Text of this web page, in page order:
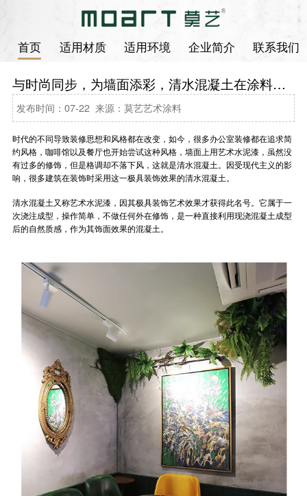
首页 适用材质 适用环境 企业简介 联系我们
与时尚同步，为墙面添彩，清水混凝土在涂料界声名远扬
发布时间：07-22 来源：莫艺艺术涂料
时代的不同导致装修思想和风格都在改变，如今，很多办公室装修都在追求简
约风格，咖啡馆以及餐厅也开始尝试这种风格，墙面上用艺术水泥漆，虽然没
有过多的修饰，但是格调却不落下风，这就是清水混凝土。因受现代主义的影
响，很多建筑在装饰时采用这一极具装饰效果的清水混凝土。
清水混凝土又称艺术水泥漆，因其极具装饰艺术效果才获得此名号。它属于一
次浇注成型，操作简单，不做任何外在修饰，是一种直接利用现浇混凝土成型
后的自然质感，作为其饰面效果的混凝土。